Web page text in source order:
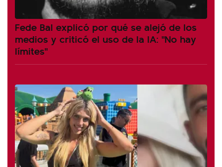
Fede Bal explicó por qué se alejó de los
medios y criticó el uso de la IA: "No hay
límites"